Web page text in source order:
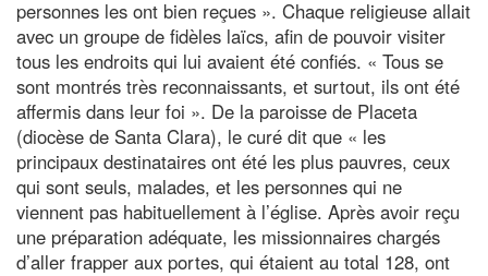
personnes les ont bien reçues ». Chaque religieuse allait
avec un groupe de fidèles laïcs, afin de pouvoir visiter
tous les endroits qui lui avaient été confiés. « Tous se
sont montrés très reconnaissants, et surtout, ils ont été
affermis dans leur foi ». De la paroisse de Placeta
(diocèse de Santa Clara), le curé dit que « les
principaux destinataires ont été les plus pauvres, ceux
qui sont seuls, malades, et les personnes qui ne
viennent pas habituellement à l’église. Après avoir reçu
une préparation adéquate, les missionnaires chargés
d’aller frapper aux portes, qui étaient au total 128, ont